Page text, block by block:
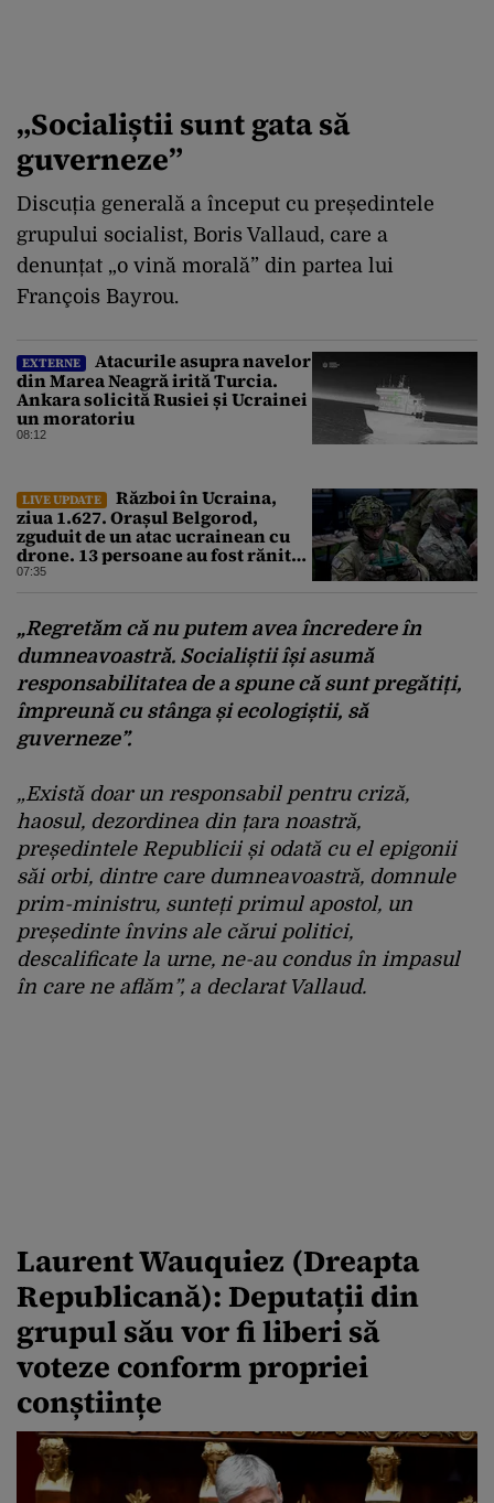
„Socialiștii sunt gata să
guverneze”
Discuția generală a început cu președintele
grupului socialist, Boris Vallaud, care a
denunțat „o vină morală” din partea lui
François Bayrou.
EXTERNE
Atacurile asupra navelor
din Marea Neagră irită Turcia.
Ankara solicită Rusiei și Ucrainei
un moratoriu
08:12
LIVE UPDATE
Război în Ucraina,
ziua 1.627. Orașul Belgorod,
zguduit de un atac ucrainean cu
drone. 13 persoane au fost rănite
și mai multe clădiri, incendiate
07:35
„Regretăm că nu putem avea încredere în
dumneavoastră. Socialiștii își asumă
responsabilitatea de a spune că sunt pregătiți,
împreună cu stânga și ecologiștii, să
guverneze”.
„Există doar un responsabil pentru criză,
haosul, dezordinea din țara noastră,
președintele Republicii și odată cu el epigonii
săi orbi, dintre care dumneavoastră, domnule
prim-ministru, sunteți primul apostol, un
președinte învins ale cărui politici,
descalificate la urne, ne-au condus în impasul
în care ne aflăm”, a declarat Vallaud.
Laurent Wauquiez (Dreapta
Republicană): Deputații din
grupul său vor fi liberi să
voteze conform propriei
conștiințe